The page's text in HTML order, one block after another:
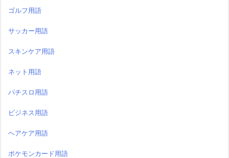
ゴルフ用語
サッカー用語
スキンケア用語
ネット用語
パチスロ用語
ビジネス用語
ヘアケア用語
ポケモンカード用語